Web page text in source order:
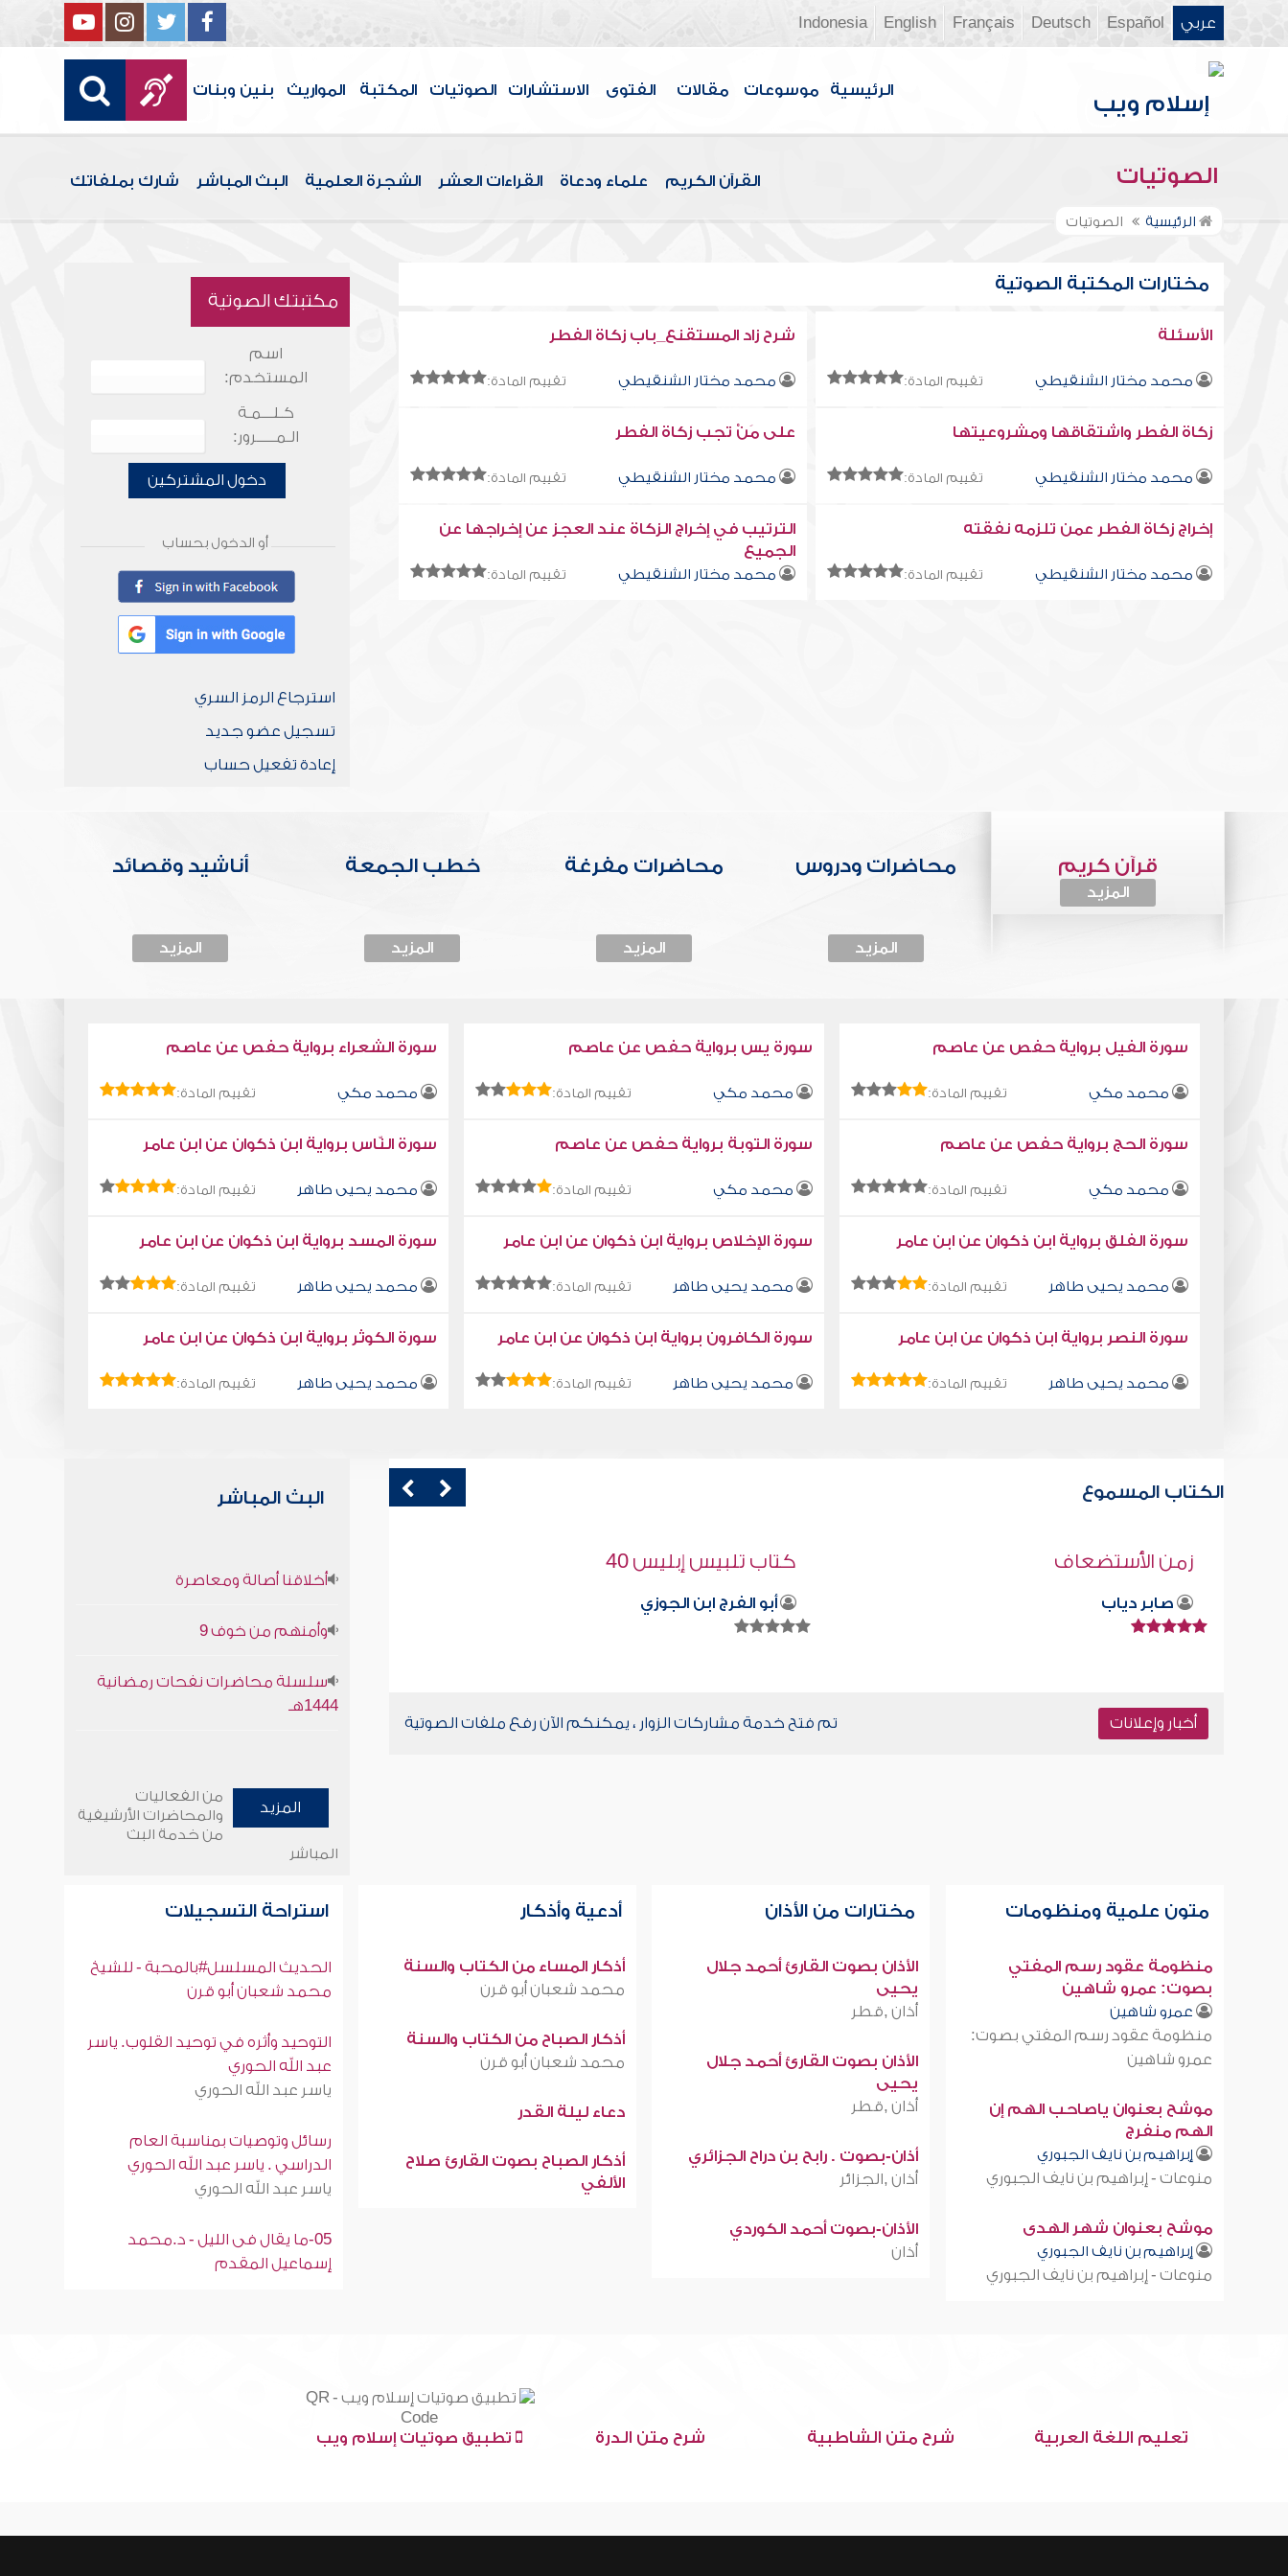
عربي Español
Deutsch
Français
English
Indonesia
الرئيسية موسوعات مقالات الفتوى الاستشارات الصوتيات المكتبة المواريث بنين وبنات
الصوتيات القرآن الكريم علماء ودعاة القراءات العشر الشجرة العلمية البث المباشر شارك بملفاتك
الرئيسية الصوتيات
مختارات المكتبة الصوتية
الأسئلة
محمد مختار الشنقيطي تقييم المادة:
شرح زاد المستقنع_باب زكاة الفطر
محمد مختار الشنقيطي تقييم المادة:
زكاة الفطر واشتقاقها ومشروعيتها
محمد مختار الشنقيطي تقييم المادة:
على مَنْ تجب زكاة الفطر
محمد مختار الشنقيطي تقييم المادة:
إخراج زكاة الفطر عمن تلزمه نفقته
محمد مختار الشنقيطي تقييم المادة:
الترتيب في إخراج الزكاة عند العجز عن إخراجها عن
الجميع
محمد مختار الشنقيطي تقييم المادة:
مكتبتك الصوتية
اسم
المستخدم:
كـلـــمـة
الـمـــــرور:
دخول المشتركين
أو الدخول بحساب
استرجاع الرمز السري
تسجيل عضو جديد
إعادة تفعيل حساب
قرآن كريم
المزيد
محاضرات ودروس
المزيد
محاضرات مفرغة
المزيد
خطب الجمعة
المزيد
أناشيد وقصائد
المزيد
سورة الفيل برواية حفص عن عاصم
محمد مكي تقييم المادة:
سورة يس برواية حفص عن عاصم
محمد مكي تقييم المادة:
سورة الشعراء برواية حفص عن عاصم
محمد مكي تقييم المادة:
سورة الحج برواية حفص عن عاصم
محمد مكي تقييم المادة:
سورة التوبة برواية حفص عن عاصم
محمد مكي تقييم المادة:
سورة النّاس برواية ابن ذكوان عن ابن عامر
محمد يحيى طاهر تقييم المادة:
سورة الفلق برواية ابن ذكوان عن ابن عامر
محمد يحيى طاهر تقييم المادة:
سورة الإخلاص برواية ابن ذكوان عن ابن عامر
محمد يحيى طاهر تقييم المادة:
سورة المسد برواية ابن ذكوان عن ابن عامر
محمد يحيى طاهر تقييم المادة:
سورة النصر برواية ابن ذكوان عن ابن عامر
محمد يحيى طاهر تقييم المادة:
سورة الكافرون برواية ابن ذكوان عن ابن عامر
محمد يحيى طاهر تقييم المادة:
سورة الكوثر برواية ابن ذكوان عن ابن عامر
محمد يحيى طاهر تقييم المادة:
الكتاب المسموع
كتاب تلبيس إبليس 40
أبو الفرج ابن الجوزي
قراءة صوتية لكتاب استمتع بحياتك " كتاب
محمد العريفي
أخبار وإعلانات تم فتح خدمة مشاركات الزوار ، يمكنكم الآن رفع ملفات الصوتية
البث المباشر
أخلاقنا أصالة ومعاصرة
وأمنهم من خوف 9
سلسلة محاضرات نفحات رمضانية
1444هـ
المزيد
من الفعاليات
والمحاضرات الأرشيفية
من خدمة البث
المباشر
متون علمية ومنظومات
منظومة عقود رسم المفتي
بصوت: عمرو شاهين
عمرو شاهين
منظومة عقود رسم المفتي بصوت:
عمرو شاهين
موشح بعنوان ياصاحب الهم إن
الهم منفرج
إبراهيم بن نايف الجبوري
منوعات - إبراهيم بن نايف الجبوري
موشح بعنوان شهر الهدى
إبراهيم بن نايف الجبوري
منوعات - إبراهيم بن نايف الجبوري
مختارات من الأذان
الأذان بصوت القارئ أحمد جلال
يحيى
أذان ,قطر
الأذان بصوت القارئ أحمد جلال
يحيى
أذان ,قطر
أذان-بصوت . رابح بن دراح الجزائري
أذان ,الجزائر
الأذان-بصوت أحمد الكوردي
أذان
أدعية وأذكار
أذكار المساء من الكتاب والسنة
محمد شعبان أبو قرن
أذكار الصباح من الكتاب والسنة
محمد شعبان أبو قرن
دعاء ليلة القدر
أذكار الصباح بصوت القارئ صلاح
الألفي
استراحة التسجيلات
الحديث المسلسل#بالمحبة - للشيخ
محمد شعبان أبو قرن
التوحيد وأثره في توحيد القلوب. ياسر
عبد الله الحوري
ياسر عبد الله الحوري
رسائل وتوصيات بمناسبة العام
الدراسي . ياسر عبد الله الحوري
ياسر عبد الله الحوري
05-ما يقال فى الليل - د.محمد
إسماعيل المقدم
تعليم اللغة العربية شرح متن الشاطبية شرح متن الدرة تطبيق صوتيات إسلام ويب